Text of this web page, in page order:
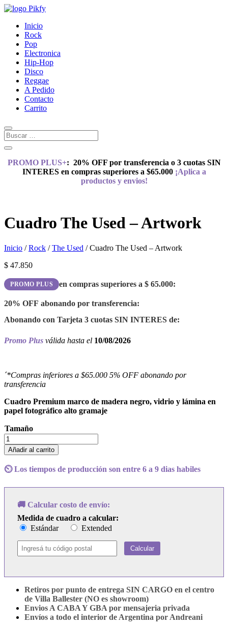
Inicio
Rock
Pop
Electronica
Hip-Hop
Disco
Reggae
A Pedido
Contacto
Carrito
PROMO PLUS+: 20% OFF por transferencia o 3 cuotas SIN
INTERES en compras superiores a $65.000¡Aplica a
productos y envios!
Cuadro The Used – Artwork
Inicio /Rock /The Used / Cuadro The Used – Artwork
$ 47.850
PROMO PLUS en compras superiores a $ 65.000:
20% OFF abonando por transferencia:
Abonando con Tarjeta 3 cuotas SIN INTERES de:
Promo Plus válida hasta el 10/08/2026
´*Compras inferiores a $65.000 5% OFF abonando por
transferencia
Cuadro Premium marco de madera negro, vidrio y lámina en
papel fotográfico alto gramaje
Tamaño
Cuadro
The
Used
-
Artwork
Añadir al carrito
⏲️ Los tiempos de producción son entre 6 a 9 dias habiles
🚚 Calcular costo de envío:
Medida de cuadro a calcular:
Estándar
Extended
Calcular
Retiros por punto de entrega SIN CARGO en el centro
de Villa Ballester (NO es showroom)
Envios A CABA Y GBA por mensajeria privada
Envíos a todo el interior de Argentina por Andreani